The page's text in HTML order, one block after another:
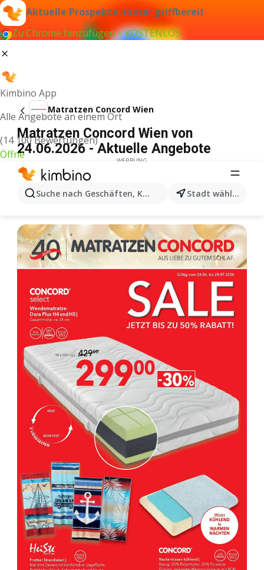
Aktuelle Prospekte immer griffbereit
Zu Chrome hinzufügen – KOSTENLOS
Kimbino App
Alle Angebote an einem Ort
(14 100 Bewertungen)
Öffne
Suche nach Geschäften, Kategorien, Produkten...
Stadt wählen
Matratzen Concord Wien
Matratzen Concord Wien von
24.06.2026 - Aktuelle Angebote
WERBUNG